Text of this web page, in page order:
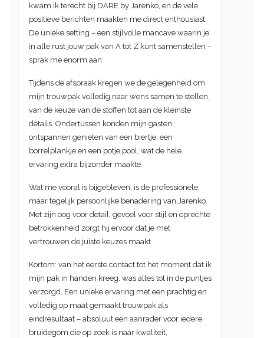
kwam ik terecht bij DARE by Jarenko, en de vele
positieve berichten maakten me direct enthousiast.
De unieke setting – een stijlvolle mancave waarin je
in alle rust jouw pak van A tot Z kunt samenstellen –
sprak me enorm aan.
Tijdens de afspraak kregen we de gelegenheid om
mijn trouwpak volledig naar wens samen te stellen,
van de keuze van de stoffen tot aan de kleinste
details. Ondertussen konden mijn gasten
ontspannen genieten van een biertje, een
borrelplankje en een potje pool, wat de hele
ervaring extra bijzonder maakte.
Wat me vooral is bijgebleven, is de professionele,
maar tegelijk persoonlijke benadering van Jarenko.
Met zijn oog voor detail, gevoel voor stijl en oprechte
betrokkenheid zorgt hij ervoor dat je met
vertrouwen de juiste keuzes maakt.
Kortom: van het eerste contact tot het moment dat ik
mijn pak in handen kreeg, was alles tot in de puntjes
verzorgd. Een unieke ervaring met een prachtig en
volledig op maat gemaakt trouwpak als
eindresultaat – absoluut een aanrader voor iedere
bruidegom die op zoek is naar kwaliteit,